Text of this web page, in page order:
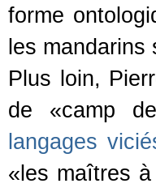
forme
les
Plus loin,
de «camp
langages
«les maîtres